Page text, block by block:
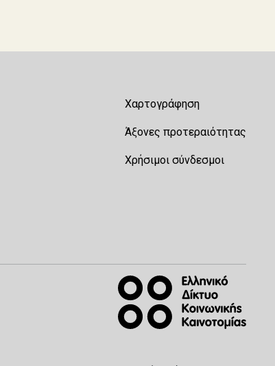
Χαρτογράφηση
Άξονες προτεραιότητας
Χρήσιμοι σύνδεσμοι